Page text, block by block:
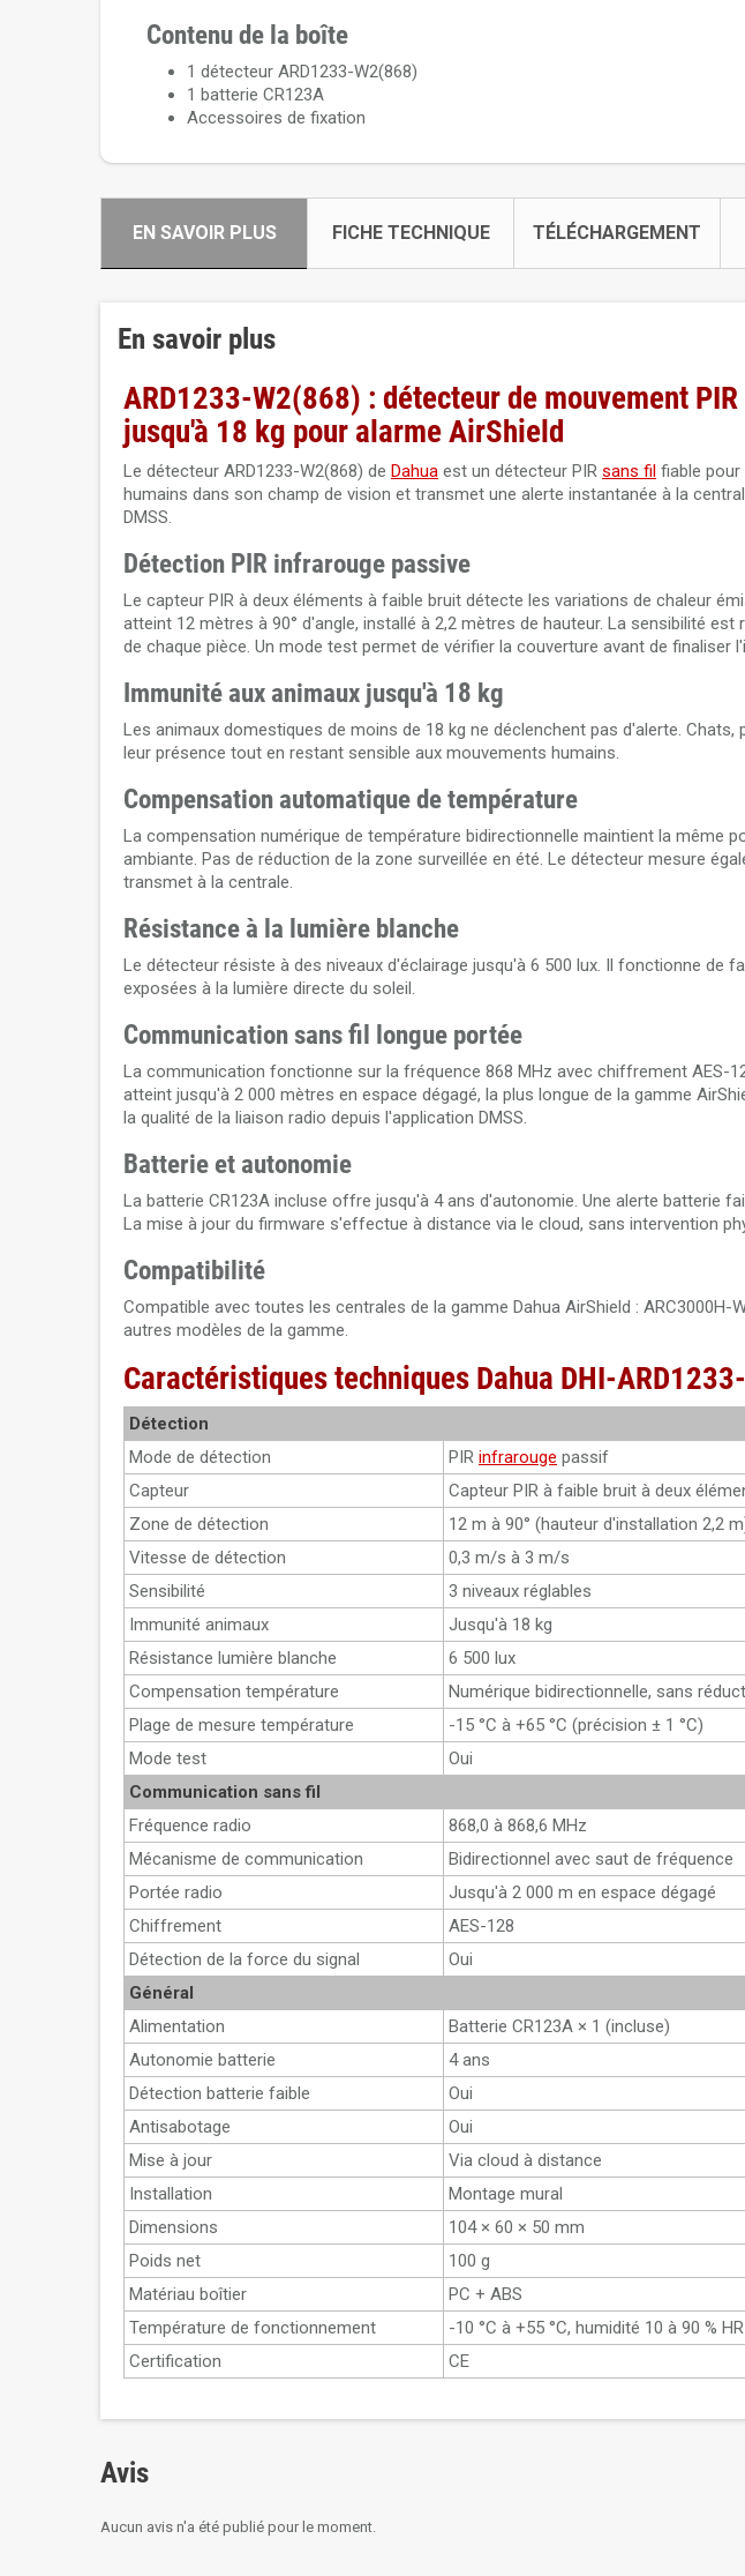
Contenu de la boîte
1 détecteur ARD1233-W2(868)
1 batterie CR123A
Accessoires de fixation
EN SAVOIR PLUS FICHE TECHNIQUE TÉLÉCHARGEMENT
En savoir plus
ARD1233-W2(868) : détecteur de mouvement
jusqu'à 18 kg pour alarme AirShield
Le détecteur ARD1233-W2(868) de Dahua est un détecteur PIR sans fil fiable pour
humains dans son champ de vision et transmet une alerte instantanée à la
DMSS.
Détection PIR infrarouge passive
Le capteur PIR à deux éléments à faible bruit détecte les variations de chaleur
atteint 12 mètres à 90° d'angle, installé à 2,2 mètres de hauteur. La sensibilité
de chaque pièce. Un mode test permet de vérifier la couverture avant de finaliser
Immunité aux animaux jusqu'à 18 kg
Les animaux domestiques de moins de 18 kg ne déclenchent pas d'alerte.
leur présence tout en restant sensible aux mouvements humains.
Compensation automatique de température
La compensation numérique de température bidirectionnelle maintient la même
ambiante. Pas de réduction de la zone surveillée en été. Le détecteur mesure
transmet à la centrale.
Résistance à la lumière blanche
Le détecteur résiste à des niveaux d'éclairage jusqu'à 6 500 lux. Il fonctionne de
exposées à la lumière directe du soleil.
Communication sans fil longue portée
La communication fonctionne sur la fréquence 868 MHz avec chiffrement AES-
atteint jusqu'à 2 000 mètres en espace dégagé, la plus longue de la gamme
la qualité de la liaison radio depuis l'application DMSS.
Batterie et autonomie
La batterie CR123A incluse offre jusqu'à 4 ans d'autonomie. Une alerte batterie
La mise à jour du firmware s'effectue à distance via le cloud, sans intervention
Compatibilité
Compatible avec toutes les centrales de la gamme Dahua AirShield : ARC3000H-
autres modèles de la gamme.
Caractéristiques techniques Dahua DHI-
Détection
Mode de détection
PIR infrarouge passif
Capteur
Capteur PIR à faible bruit à deux
Zone de détection
12 m à 90° (hauteur d'installation 2,2
Vitesse de détection
0,3 m/s à 3 m/s
Sensibilité
3 niveaux réglables
Immunité animaux
Jusqu'à 18 kg
Résistance lumière blanche
6 500 lux
Compensation température
Numérique bidirectionnelle, sans
Plage de mesure température
-15 °C à +65 °C (précision ± 1 °C)
Mode test
Oui
Communication sans fil
Fréquence radio
868,0 à 868,6 MHz
Mécanisme de communication
Bidirectionnel avec saut de fréquence
Portée radio
Jusqu'à 2 000 m en espace dégagé
Chiffrement
AES-128
Détection de la force du signal
Oui
Général
Alimentation
Batterie CR123A × 1 (incluse)
Autonomie batterie
4 ans
Détection batterie faible
Oui
Antisabotage
Oui
Mise à jour
Via cloud à distance
Installation
Montage mural
Dimensions
104 × 60 × 50 mm
Poids net
100 g
Matériau boîtier
PC + ABS
Température de fonctionnement
-10 °C à +55 °C, humidité 10 à 90 % HR
Certification
CE
Avis
Aucun avis n'a été publié pour le moment.